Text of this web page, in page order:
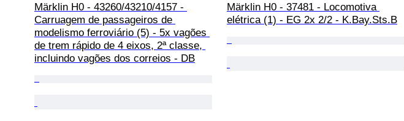
Märklin H0 - 43260/43210/4157 -
Carruagem de passageiros de
modelismo ferroviário (5) - 5x vagões
de trem rápido de 4 eixos, 2ª classe,
incluindo vagões dos correios - DB
Märklin H0 - 37481 - Locomotiva
elétrica (1) - EG 2x 2/2 - K.Bay.Sts.B